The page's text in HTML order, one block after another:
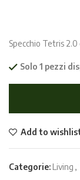
Specchio Tetris
Solo 1 pezzi
Add to
Categorie: Living ,